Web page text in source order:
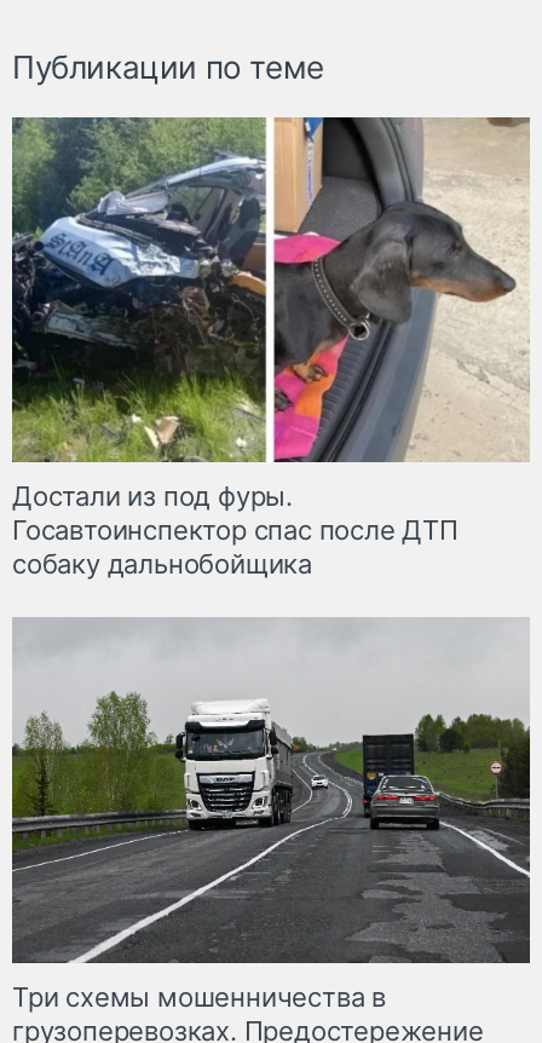
Публикации по теме
Достали из под фуры.
Госавтоинспектор спас после ДТП
собаку дальнобойщика
Три схемы мошенничества в
грузоперевозках. Предостережение